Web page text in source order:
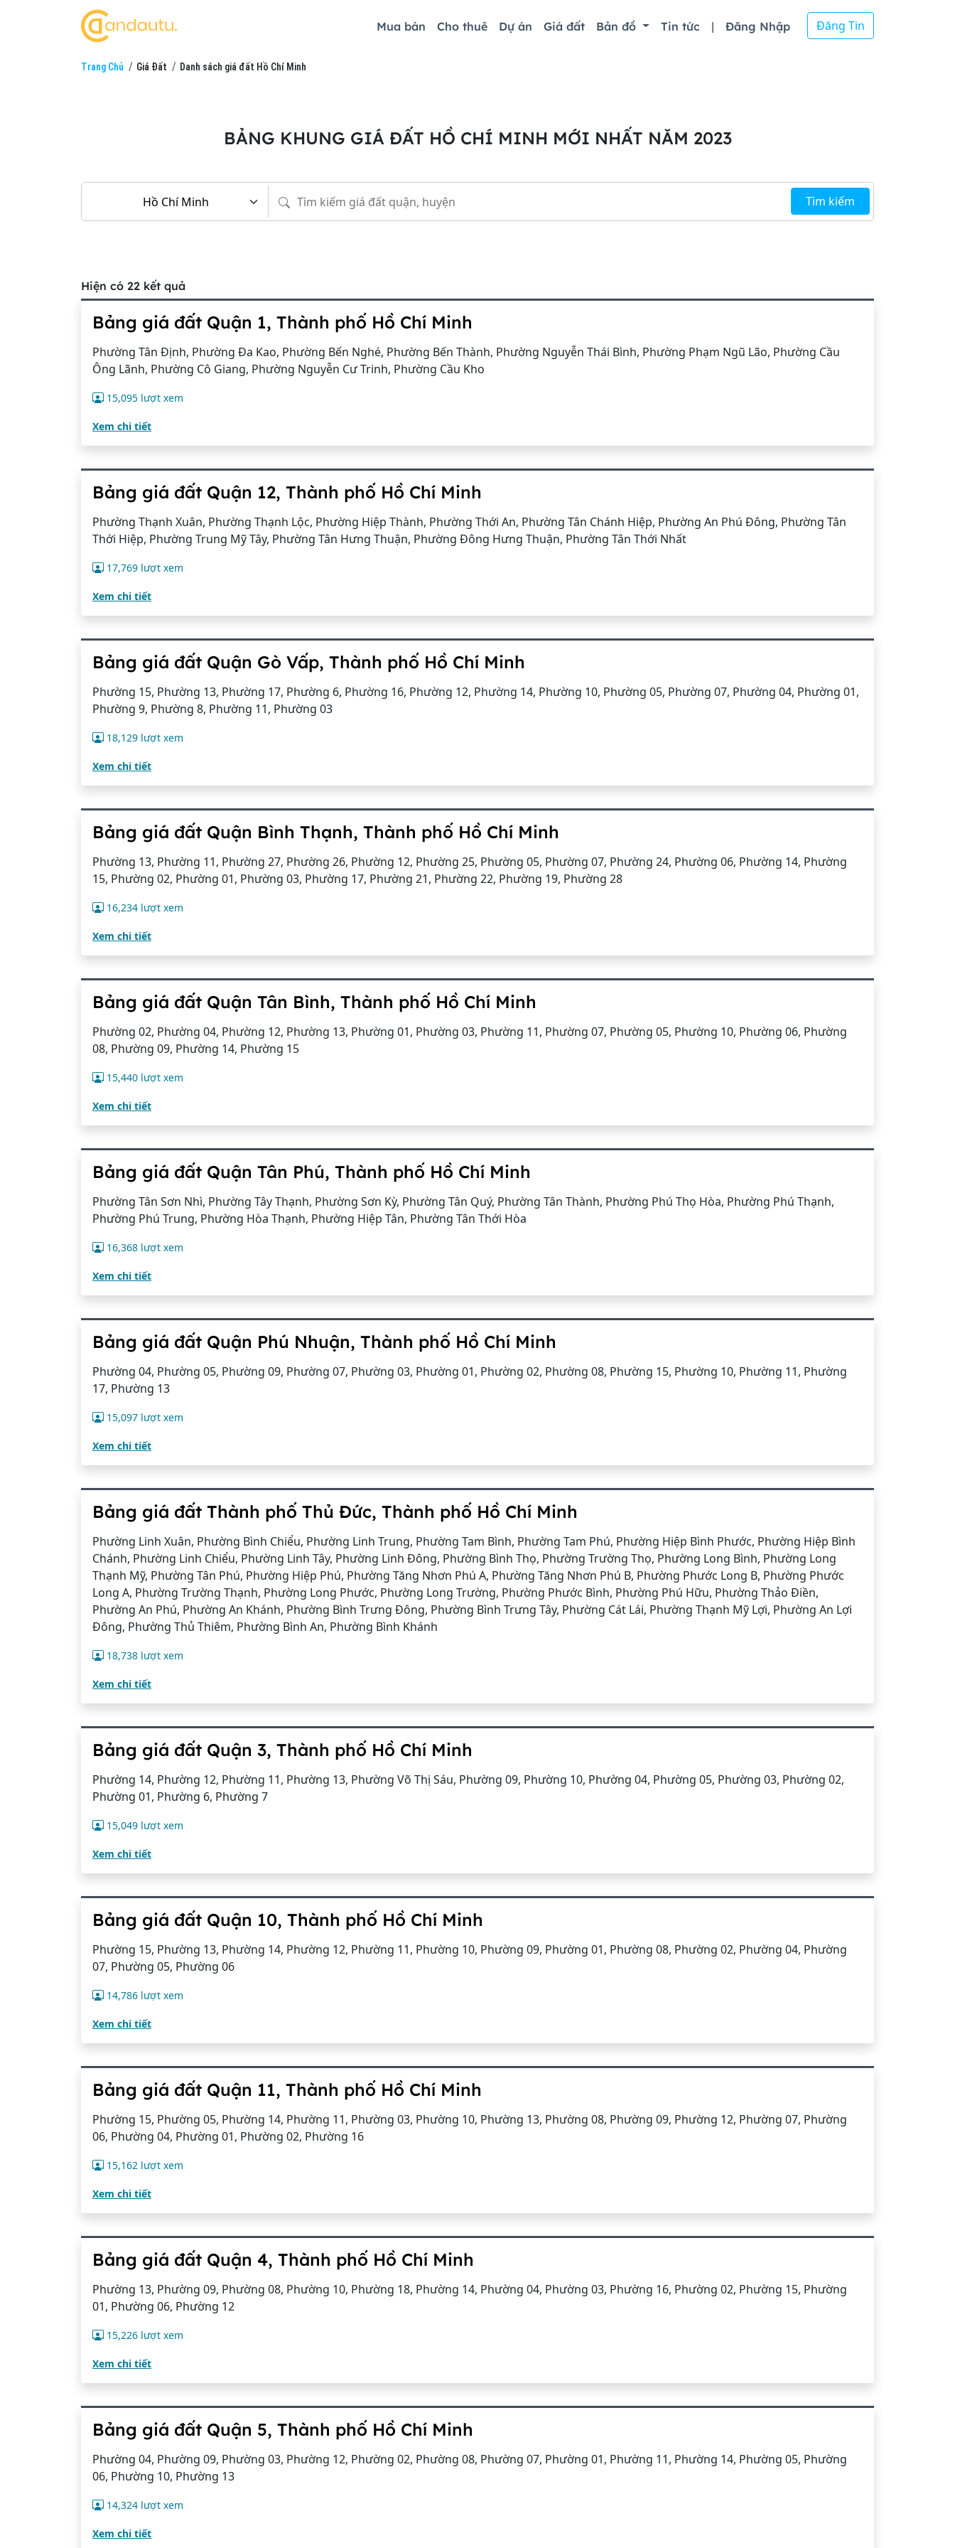
Mua bán Cho thuê Dự án Giá đất Bản đồ Tin tức | Đăng Nhập Đăng Tin
Trang Chủ Giá Đất Danh sách giá đất Hồ Chí Minh
BẢNG KHUNG GIÁ ĐẤT HỒ CHÍ MINH MỚI NHẤT NĂM 2023
Tìm kiếm
Hiện có 22 kết quả
Bảng giá đất Quận 1, Thành phố Hồ Chí Minh
Phường Tân Định, Phường Đa Kao, Phường Bến Nghé, Phường Bến Thành, Phường Nguyễn Thái Bình, Phường Phạm Ngũ Lão, Phường Cầu
Ông Lãnh, Phường Cô Giang, Phường Nguyễn Cư Trinh, Phường Cầu Kho
15,095 lượt xem
Xem chi tiết
Bảng giá đất Quận 12, Thành phố Hồ Chí Minh
Phường Thạnh Xuân, Phường Thạnh Lộc, Phường Hiệp Thành, Phường Thới An, Phường Tân Chánh Hiệp, Phường An Phú Đông, Phường Tân
Thới Hiệp, Phường Trung Mỹ Tây, Phường Tân Hưng Thuận, Phường Đông Hưng Thuận, Phường Tân Thới Nhất
17,769 lượt xem
Xem chi tiết
Bảng giá đất Quận Gò Vấp, Thành phố Hồ Chí Minh
Phường 15, Phường 13, Phường 17, Phường 6, Phường 16, Phường 12, Phường 14, Phường 10, Phường 05, Phường 07, Phường 04, Phường 01,
Phường 9, Phường 8, Phường 11, Phường 03
18,129 lượt xem
Xem chi tiết
Bảng giá đất Quận Bình Thạnh, Thành phố Hồ Chí Minh
Phường 13, Phường 11, Phường 27, Phường 26, Phường 12, Phường 25, Phường 05, Phường 07, Phường 24, Phường 06, Phường 14, Phường
15, Phường 02, Phường 01, Phường 03, Phường 17, Phường 21, Phường 22, Phường 19, Phường 28
16,234 lượt xem
Xem chi tiết
Bảng giá đất Quận Tân Bình, Thành phố Hồ Chí Minh
Phường 02, Phường 04, Phường 12, Phường 13, Phường 01, Phường 03, Phường 11, Phường 07, Phường 05, Phường 10, Phường 06, Phường
08, Phường 09, Phường 14, Phường 15
15,440 lượt xem
Xem chi tiết
Bảng giá đất Quận Tân Phú, Thành phố Hồ Chí Minh
Phường Tân Sơn Nhì, Phường Tây Thạnh, Phường Sơn Kỳ, Phường Tân Quý, Phường Tân Thành, Phường Phú Thọ Hòa, Phường Phú Thạnh,
Phường Phú Trung, Phường Hòa Thạnh, Phường Hiệp Tân, Phường Tân Thới Hòa
16,368 lượt xem
Xem chi tiết
Bảng giá đất Quận Phú Nhuận, Thành phố Hồ Chí Minh
Phường 04, Phường 05, Phường 09, Phường 07, Phường 03, Phường 01, Phường 02, Phường 08, Phường 15, Phường 10, Phường 11, Phường
17, Phường 13
15,097 lượt xem
Xem chi tiết
Bảng giá đất Thành phố Thủ Đức, Thành phố Hồ Chí Minh
Phường Linh Xuân, Phường Bình Chiểu, Phường Linh Trung, Phường Tam Bình, Phường Tam Phú, Phường Hiệp Bình Phước, Phường Hiệp Bình
Chánh, Phường Linh Chiểu, Phường Linh Tây, Phường Linh Đông, Phường Bình Thọ, Phường Trường Thọ, Phường Long Bình, Phường Long
Thạnh Mỹ, Phường Tân Phú, Phường Hiệp Phú, Phường Tăng Nhơn Phú A, Phường Tăng Nhơn Phú B, Phường Phước Long B, Phường Phước
Long A, Phường Trường Thạnh, Phường Long Phước, Phường Long Trường, Phường Phước Bình, Phường Phú Hữu, Phường Thảo Điền,
Phường An Phú, Phường An Khánh, Phường Bình Trưng Đông, Phường Bình Trưng Tây, Phường Cát Lái, Phường Thạnh Mỹ Lợi, Phường An Lợi
Đông, Phường Thủ Thiêm, Phường Bình An, Phường Bình Khánh
18,738 lượt xem
Xem chi tiết
Bảng giá đất Quận 3, Thành phố Hồ Chí Minh
Phường 14, Phường 12, Phường 11, Phường 13, Phường Võ Thị Sáu, Phường 09, Phường 10, Phường 04, Phường 05, Phường 03, Phường 02,
Phường 01, Phường 6, Phường 7
15,049 lượt xem
Xem chi tiết
Bảng giá đất Quận 10, Thành phố Hồ Chí Minh
Phường 15, Phường 13, Phường 14, Phường 12, Phường 11, Phường 10, Phường 09, Phường 01, Phường 08, Phường 02, Phường 04, Phường
07, Phường 05, Phường 06
14,786 lượt xem
Xem chi tiết
Bảng giá đất Quận 11, Thành phố Hồ Chí Minh
Phường 15, Phường 05, Phường 14, Phường 11, Phường 03, Phường 10, Phường 13, Phường 08, Phường 09, Phường 12, Phường 07, Phường
06, Phường 04, Phường 01, Phường 02, Phường 16
15,162 lượt xem
Xem chi tiết
Bảng giá đất Quận 4, Thành phố Hồ Chí Minh
Phường 13, Phường 09, Phường 08, Phường 10, Phường 18, Phường 14, Phường 04, Phường 03, Phường 16, Phường 02, Phường 15, Phường
01, Phường 06, Phường 12
15,226 lượt xem
Xem chi tiết
Bảng giá đất Quận 5, Thành phố Hồ Chí Minh
Phường 04, Phường 09, Phường 03, Phường 12, Phường 02, Phường 08, Phường 07, Phường 01, Phường 11, Phường 14, Phường 05, Phường
06, Phường 10, Phường 13
14,324 lượt xem
Xem chi tiết